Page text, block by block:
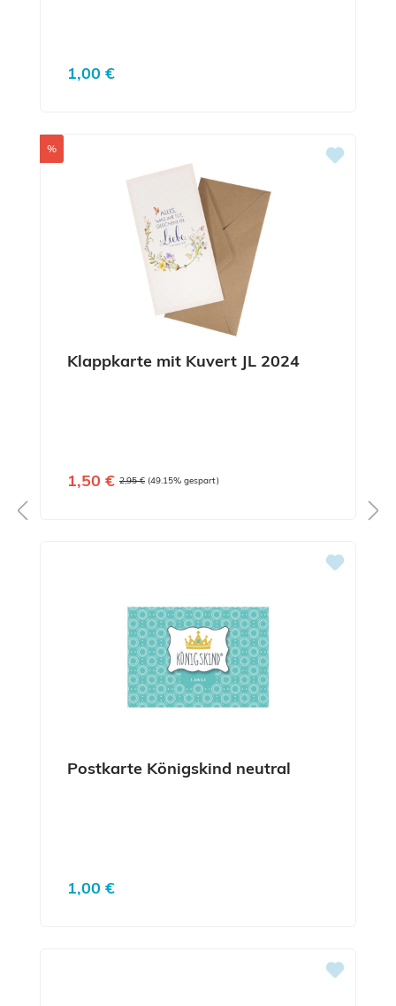
Regulärer Preis:
1,00 €
Rabatt
%
Klappkarte mit Kuvert JL 2024
Verkaufspreis:
1,50 € Regulärer Preis:
2,95 € (49.15% gespart)
Postkarte Königskind neutral
Regulärer Preis:
1,00 €